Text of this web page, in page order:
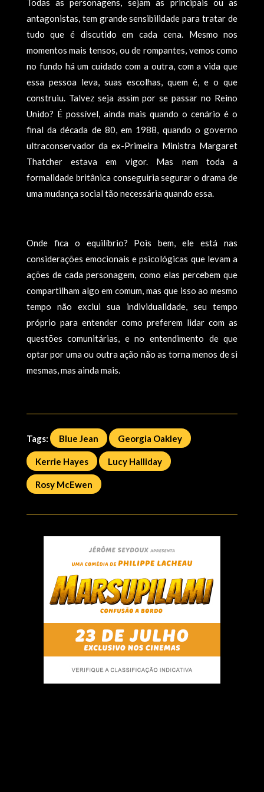
antagonistas, tem grande sensibilidade para tratar de
tudo que é discutido em cada cena. Mesmo nos
momentos mais tensos, ou de rompantes, vemos como
no fundo há um cuidado com a outra, com a vida que
essa pessoa leva, suas escolhas, quem é, e o que
construiu. Talvez seja assim por se passar no Reino
Unido? É possível, ainda mais quando o cenário é o
final da década de 80, em 1988, quando o governo
ultraconservador da ex-Primeira Ministra Margaret
Thatcher estava em vigor. Mas nem toda a
formalidade britânica conseguiria segurar o drama de
uma mudança social tão necessária quando essa.
Onde fica o equilíbrio? Pois bem, ele está nas
considerações emocionais e psicológicas que levam a
ações de cada personagem, como elas percebem que
compartilham algo em comum, mas que isso ao mesmo
tempo não exclui sua individualidade, seu tempo
próprio para entender como preferem lidar com as
questões comunitárias, e no entendimento de que
optar por uma ou outra ação não as torna menos de si
mesmas, mas ainda mais.
Tags: Blue Jean Georgia Oakley
Kerrie Hayes Lucy Halliday
Rosy McEwen